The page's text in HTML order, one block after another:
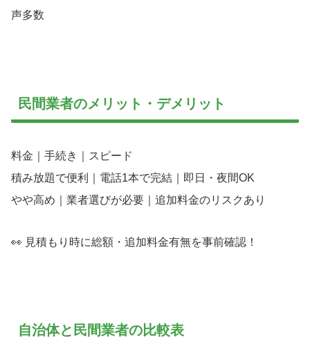
声多数
民間業者のメリット・デメリット
料金｜手続き｜スピード
積み放題で便利｜電話1本で完結｜即日・夜間OK
やや高め｜業者選びが必要｜追加料金のリスクあり
👀 見積もり時に総額・追加料金有無を事前確認！
自治体と民間業者の比較表